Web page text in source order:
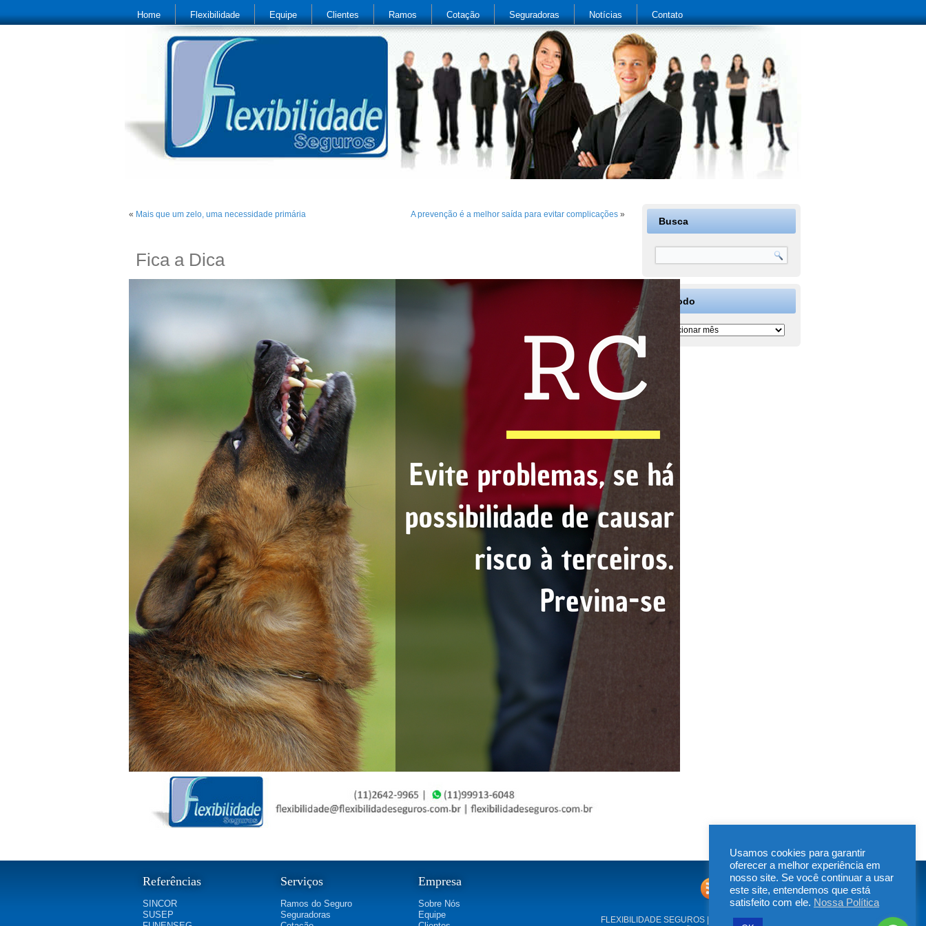
Home Flexibilidade Equipe Clientes Ramos Cotação Seguradoras Notícias Contato
« Mais que um zelo, uma necessidade primária A prevenção é a melhor saída para evitar complicações »
Fica a Dica
Busca
Período
Período
Referências
SINCOR
SUSEP
Serviços
Ramos do Seguro
Seguradoras
Empresa
Sobre Nós
Equipe
FLEXIBILIDADE SEGUROS | Rua Irapucara, 269
Usamos cookies para garantir
oferecer a melhor experiência em
nosso site. Se você continuar a usar
este site, entendemos que está
satisfeito com ele. Nossa Política